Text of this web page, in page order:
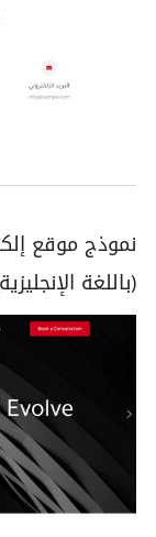
نموذج موقع
(باللغة